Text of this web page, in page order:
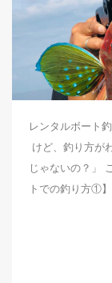
レンタルボート
けど、釣り方が
じゃないの？」
トでの釣り方①